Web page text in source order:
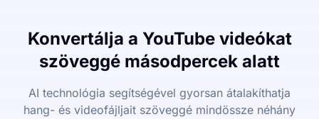
Konvertálja a YouTube videókat
szöveggé másodpercek alatt
AI technológia segítségével gyorsan átalakíthatja
hang- és videofájljait szöveggé mindössze néhány